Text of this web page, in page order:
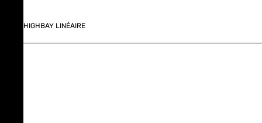
HIGHBAY LINÉAIRE